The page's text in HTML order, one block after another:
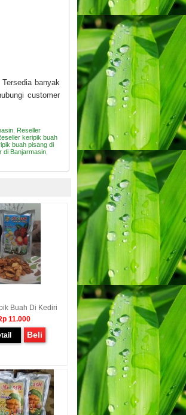
banyak
customer
Reseller
keripik buah
buah pisang di
di Banjarmasin
Buah Di Kediri
11.000
Beli